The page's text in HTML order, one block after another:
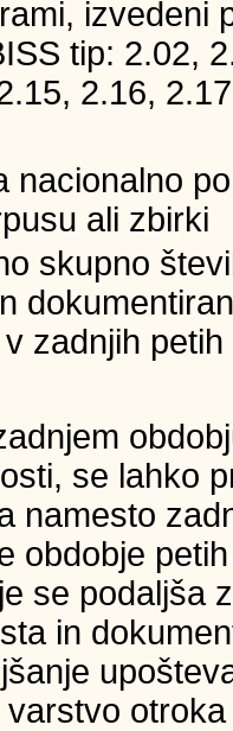
izvedeni
tip: 2.02,
2.16,
nacionalno
ali zbirki
skupno
zadnjih
se lahko
namesto
obdobje
se podaljša
in